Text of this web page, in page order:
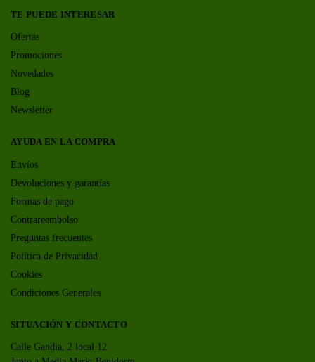
TE PUEDE INTERESAR
Ofertas
Promociones
Novedades
Blog
Newsletter
AYUDA EN LA COMPRA
Envíos
Devoluciones y garantías
Formas de pago
Contrareembolso
Preguntas frecuentes
Política de Privacidad
Cookies
Condiciones Generales
SITUACIÓN Y CONTACTO
Calle Gandia, 2 local 12